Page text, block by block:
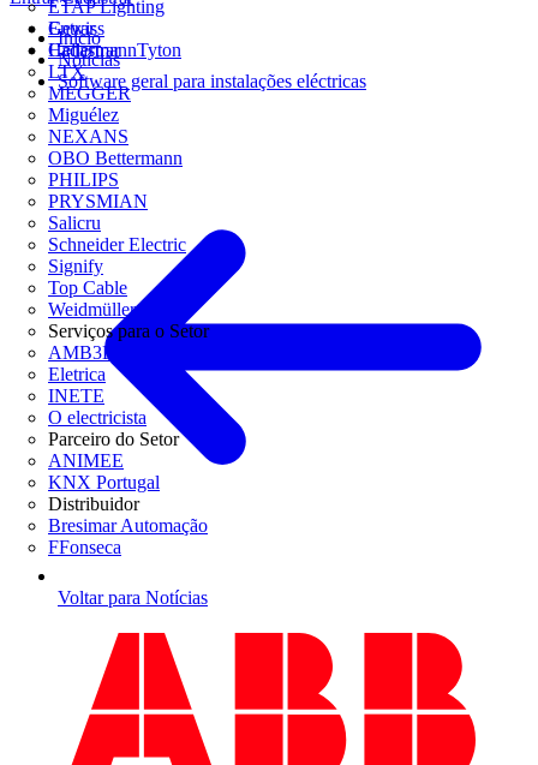
ETAP Lighting
Gewiss
HellermannTyton
LTX
MEGGER
Miguélez
NEXANS
OBO Bettermann
PHILIPS
PRYSMIAN
Salicru
Schneider Electric
Signify
Top Cable
Weidmüller
Serviços para o Setor
AMB3E
Eletrica
INETE
O electricista
Parceiro do Setor
ANIMEE
KNX Portugal
Distribuidor
Bresimar Automação
FFonseca
Entrar
Cadastrar
Início
Notícias
Software geral para instalações eléctricas
Voltar para Notícias